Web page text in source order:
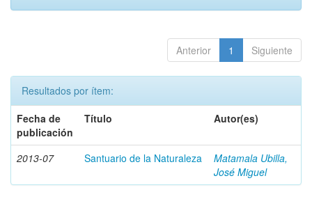
Anterior 1 Siguiente
Resultados por ítem:
Fecha de
publicación
Título Autor(es)
2013-07 Santuario de la Naturaleza
Matamala Ubilla,
José Miguel